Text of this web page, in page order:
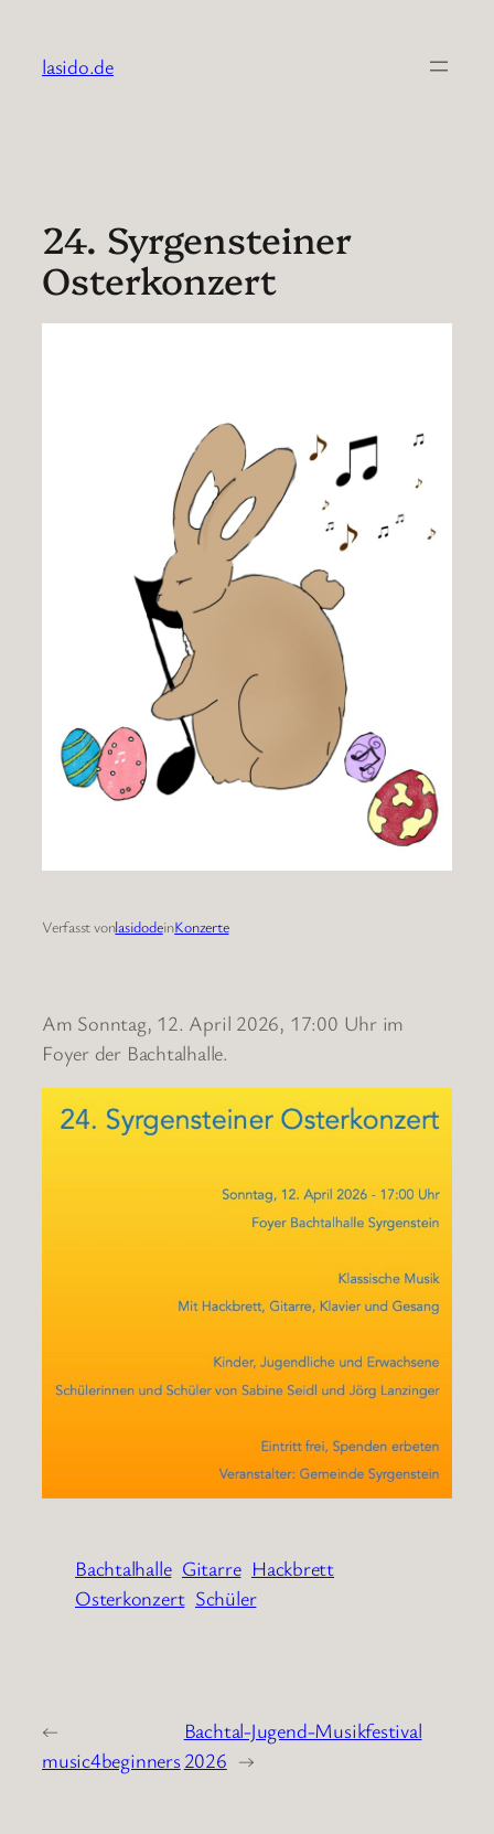
Inhalt
springen
lasido.de
24. Syrgensteiner
Osterkonzert
Verfasst vonlasidodeinKonzerte
Am Sonntag, 12. April 2026, 17:00 Uhr im
Foyer der Bachtalhalle.
Bachtalhalle Gitarre Hackbrett
Osterkonzert Schüler
←
music4beginners
Bachtal-Jugend-Musikfestival
2026 →